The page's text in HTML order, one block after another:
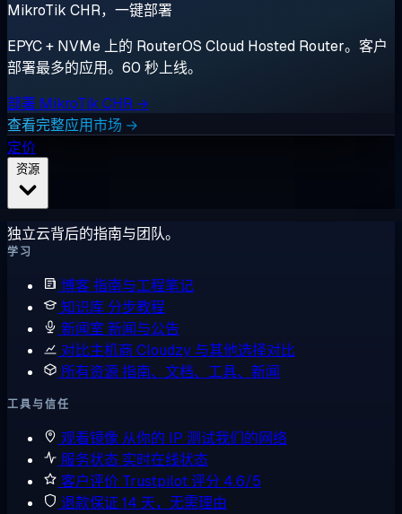
MikroTik CHR，一键部署
EPYC + NVMe 上的 RouterOS Cloud Hosted Router。客户
部署最多的应用。60 秒上线。
部署 MikroTik CHR →
查看完整应用市场 →
定价
独立云背后的指南与团队。
学习
博客指南与工程笔记
知识库 分步教程
新闻室 新闻与公告
对比主机商 Cloudzy 与其他选择对比
所有资源指南、文档、工具、新闻
工具与信任
观看镜像 从你的 IP 测试我们的网络
服务状态 实时在线状态
客户评价 Trustpilot 评分 4.6/5
退款保证 14 天，无需理由